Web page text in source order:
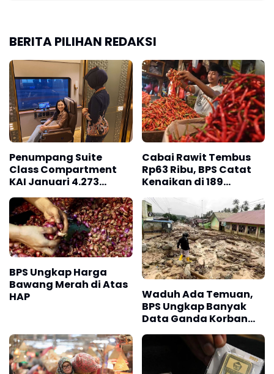
BERITA PILIHAN REDAKSI
Penumpang Suite
Class Compartment
KAI Januari 4.273
Cabai Rawit Tembus
Rp63 Ribu, BPS Catat
Kenaikan di 189
BPS Ungkap Harga
Bawang Merah di Atas
HAP
Waduh Ada Temuan,
BPS Ungkap Banyak
Data Ganda Korban
Bencana Sumatra